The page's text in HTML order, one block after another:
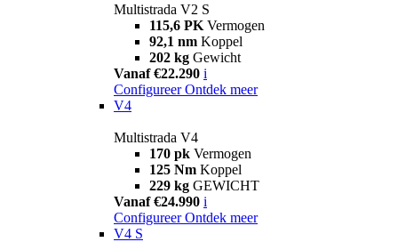
Multistrada V2 S
115,6 PK Vermogen
92,1 nm Koppel
202 kg Gewicht
Vanaf €22.290 i
Configureer Ontdek meer
V4
Multistrada V4
170 pk Vermogen
125 Nm Koppel
229 kg GEWICHT
Vanaf €24.990 i
Configureer Ontdek meer
V4 S